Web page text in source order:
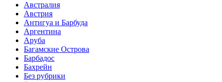
Австралия
Австрия
Антигуа и Барбуда
Аргентина
Аруба
Багамские Острова
Барбадос
Бахрейн
Без рубрики